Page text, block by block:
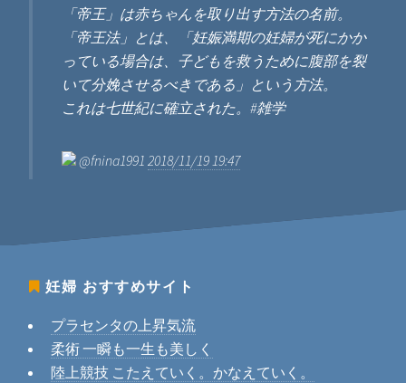
「帝王」は赤ちゃんを取り出す方法の名前。
「帝王法」とは、「妊娠満期の妊婦が死にかか
っている場合は、子どもを救うために腹部を裂
いて分娩させるべきである」という方法。
これは七世紀に確立された。#雑学
@fnina1991 2018/11/19 19:47
妊婦 おすすめサイト
プラセンタの上昇気流
柔術 一瞬も一生も美しく
陸上競技 こたえていく。かなえていく。